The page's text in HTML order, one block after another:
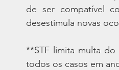
de ser compatível
desestimula novas
**STF limita multa
todos os casos em